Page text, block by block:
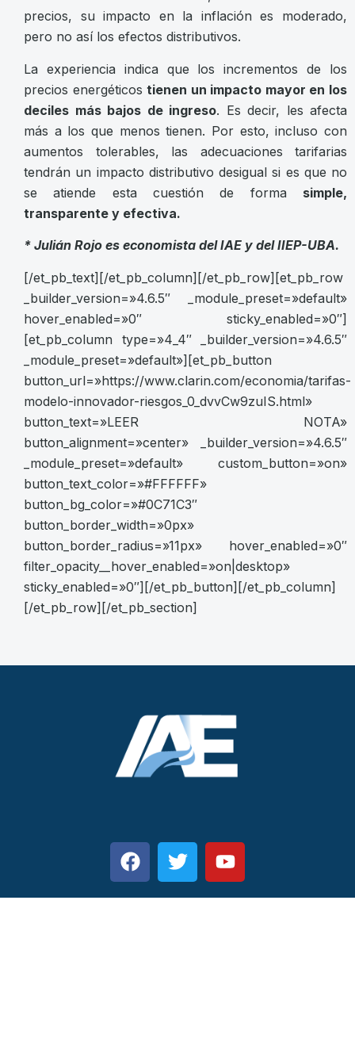
precios, su impacto en la inflación es moderado,
pero no así los efectos distributivos.
La experiencia indica que los incrementos de los
precios energéticos tienen un impacto mayor en los
deciles más bajos de ingreso. Es decir, les afecta
más a los que menos tienen. Por esto, incluso con
aumentos tolerables, las adecuaciones tarifarias
tendrán un impacto distributivo desigual si es que no
se atiende esta cuestión de forma
simple,
transparente y efectiva.
* Julián Rojo es economista del IAE y del IIEP-UBA.
[/et_pb_text][/et_pb_column][/et_pb_row][et_pb_row
_builder_version=»4.6.5″ _module_preset=»default»
hover_enabled=»0″ sticky_enabled=»0″]
[et_pb_column type=»4_4″ _builder_version=»4.6.5″
_module_preset=»default»][et_pb_button
button_url=»https://www.clarin.com/economia/tarifas-
modelo-innovador-riesgos_0_dvvCw9zuIS.html»
button_text=»LEER NOTA»
button_alignment=»center» _builder_version=»4.6.5″
_module_preset=»default» custom_button=»on»
button_text_color=»#FFFFFF»
button_bg_color=»#0C71C3″
button_border_width=»0px»
button_border_radius=»11px» hover_enabled=»0″
filter_opacity__hover_enabled=»on|desktop»
sticky_enabled=»0″][/et_pb_button][/et_pb_column]
[/et_pb_row][/et_pb_section]